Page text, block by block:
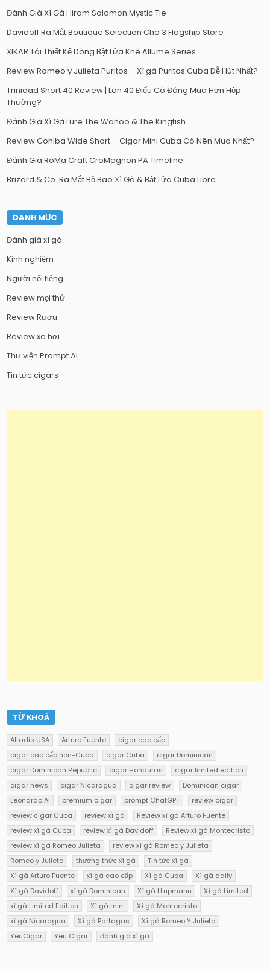
Đánh Giá Xì Gà Hiram Solomon Mystic Tie
Davidoff Ra Mắt Boutique Selection Cho 3 Flagship Store
XIKAR Tái Thiết Kế Dòng Bật Lửa Khè Allume Series
Review Romeo y Julieta Puritos – Xì gà Puritos Cuba Dễ Hút Nhất?
Trinidad Short 40 Review | Lon 40 Điếu Có Đáng Mua Hơn Hộp
Thường?
Đánh Giá Xì Gà Lure The Wahoo & The Kingfish
Review Cohiba Wide Short – Cigar Mini Cuba Có Nên Mua Nhất?
Đánh Giá RoMa Craft CroMagnon PA Timeline
Brizard & Co. Ra Mắt Bộ Bao Xì Gà & Bật Lửa Cuba Libre
DANH MỤC
Đánh giá xì gà
Kinh nghiệm
Người nổi tiếng
Review mọi thứ
Review Rượu
Review xe hơi
Thư viện Prompt AI
Tin tức cigars
TỪ KHOÁ
Altadis USA Arturo Fuente
cigar cao cấp
cigar cao cấp non-Cuba
cigar Cuba
cigar Dominican
cigar Dominican Republic
cigar Honduras
cigar limited edition
cigar news
cigar Nicaragua cigar review
Dominican cigar
Leonardo AI
premium cigar prompt ChatGPT
review cigar
review cigar Cuba
review xì gà
Review xì gà Arturo Fuente
review xì gà Cuba
review xì gà Davidoff
Review xì gà Montecristo
review xì gà Romeo Julieta
review xì gà Romeo y Julieta
Romeo y Julieta
thưởng thức xì gà
Tin tức xì gà
Xì gà Arturo Fuente
xì gà cao cấp Xì gà Cuba
Xì gà daily
Xì gà Davidoff
xì gà Dominican Xì gà H.upmann
Xì gà Limited
xì gà Limited Edition
Xì gà mini
Xì gà Montecristo
xì gà Nicaragua
Xì gà Partagas
Xì gà Romeo Y Julieta
YeuCigar
Yêu Cigar đánh giá xì gà